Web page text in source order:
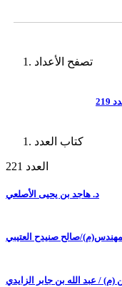
تصفح الأعداد
219
كتاب العدد
العدد 221
د. هاجد بن يحيى الأصلعي
صالح صنيدح العتيبي
(م) / عبد الله بن جابر الزايدي